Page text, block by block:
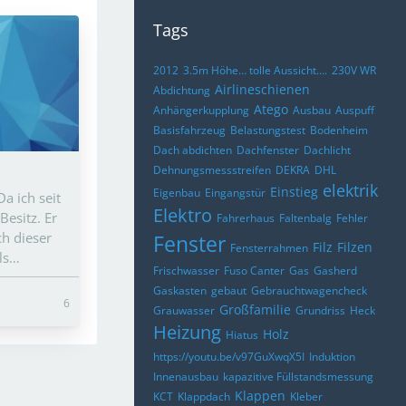
ich seit
Er
dieser
6
Tags
2012 3.5m Höhe… tolle Aussicht…. 230V WR
Abdichtung Airlineschienen
Anhängerkupplung Atego Ausbau Auspuff
Basisfahrzeug Belastungstest Bodenheim
Dach abdichten Dachfenster Dachlicht
Dehnungsmessstreifen DEKRA DHL
Eigenbau Eingangstür Einstieg elektrik
Elektro Fahrerhaus Faltenbalg Fehler
Fenster Fensterrahmen Filz Filzen
Frischwasser Fuso Canter Gas Gasherd
Gaskasten gebaut Gebrauchtwagencheck
Grauwasser Großfamilie Grundriss Heck
Heizung Hiatus Holz
https://youtu.be/v97GuXwqX5I Induktion
Innenausbau kapazitive Füllstandsmessung
KCT Klappdach Klappen Kleber